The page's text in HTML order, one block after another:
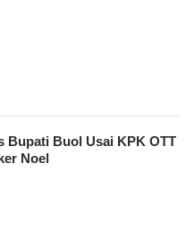
Bupati Buol Usai KPK OTT
Noel